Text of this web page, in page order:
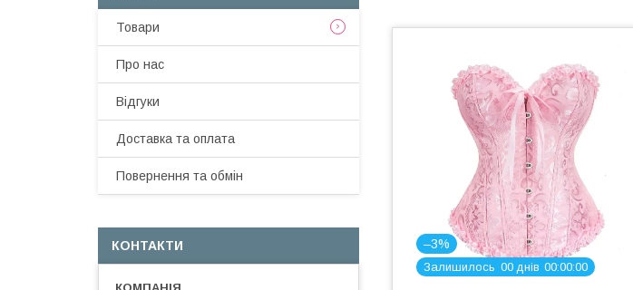
–3%
Залишилось 00 днів 00 00 00
Товари
Про нас
Відгуки
Доставка та оплата
Повернення та обмін
КОНТАКТИ